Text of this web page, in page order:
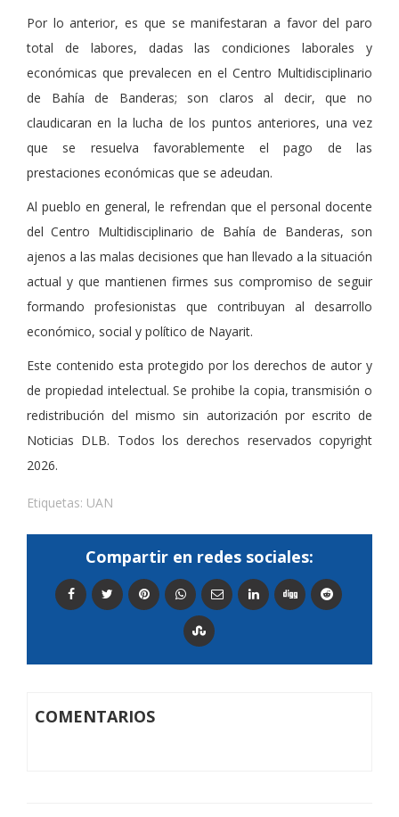
Por lo anterior, es que se manifestaran a favor del paro
total de labores, dadas las condiciones laborales y
económicas que prevalecen en el Centro Multidisciplinario
de Bahía de Banderas; son claros al decir, que no
claudicaran en la lucha de los puntos anteriores, una vez
que se resuelva favorablemente el pago de las
prestaciones económicas que se adeudan.
Al pueblo en general, le refrendan que el personal docente
del Centro Multidisciplinario de Bahía de Banderas, son
ajenos a las malas decisiones que han llevado a la situación
actual y que mantienen firmes sus compromiso de seguir
formando profesionistas que contribuyan al desarrollo
económico, social y político de Nayarit.
Este contenido esta protegido por los derechos de autor y
de propiedad intelectual. Se prohibe la copia, transmisión o
redistribución del mismo sin autorización por escrito de
Noticias DLB. Todos los derechos reservados copyright
2026.
Etiquetas: UAN
Compartir en redes sociales:
COMENTARIOS